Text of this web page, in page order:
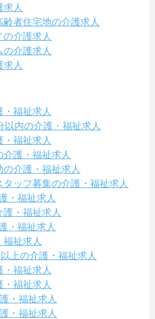
人
者住宅地の介護求人
介護求人
介護求人
人
福祉求人
内の介護・福祉求人
福祉求人
護・福祉求人
介護・福祉求人
ッフ募集の介護・福祉求人
・福祉求人
・福祉求人
・福祉求人
祉求人
上の介護・福祉求人
福祉求人
福祉求人
・福祉求人
・福祉求人